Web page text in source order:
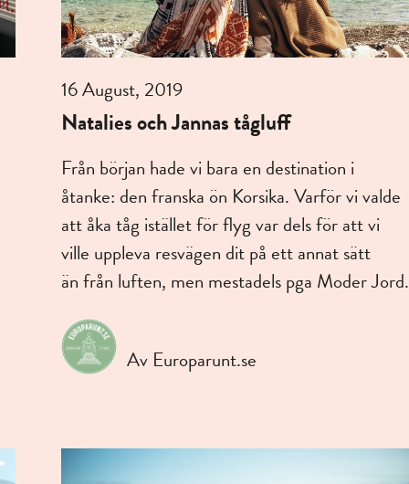
16 August, 2019
Natalies och Jannas tågluff
Från början hade vi bara en destination i
åtanke: den franska ön Korsika. Varför vi valde
att åka tåg istället för flyg var dels för att vi
ville uppleva resvägen dit på ett annat sätt
än från luften, men mestadels pga Moder Jord.
Av Europarunt.se